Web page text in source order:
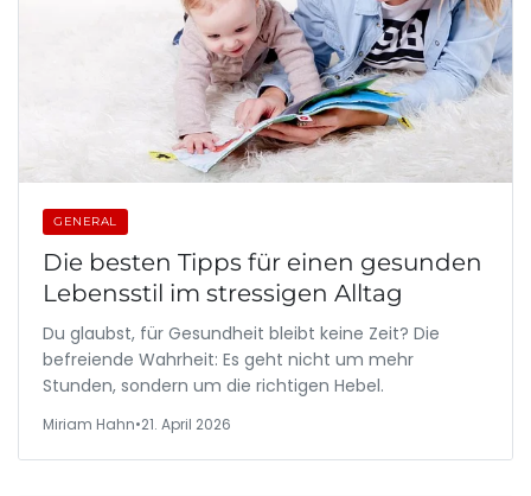
GENERAL
Die besten Tipps für einen gesunden
Lebensstil im stressigen Alltag
Du glaubst, für Gesundheit bleibt keine Zeit? Die
befreiende Wahrheit: Es geht nicht um mehr
Stunden, sondern um die richtigen Hebel.
Miriam Hahn•21. April 2026